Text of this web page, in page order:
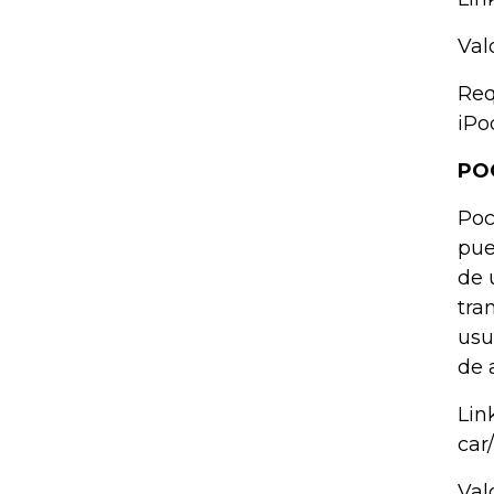
de
de